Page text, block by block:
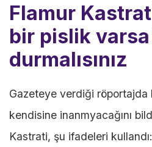
Flamur
bir pislik
durmalısınız
Gazeteye verdiği röportajda
kendisine inanmyacağını
Kastrati, şu ifadeleri kullandı: